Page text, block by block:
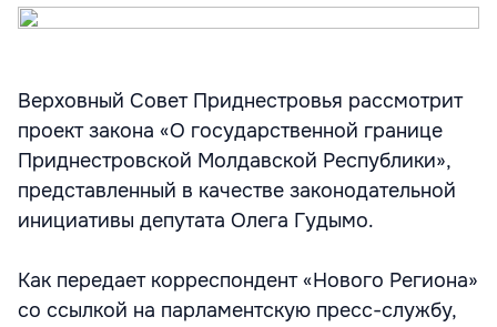
Верховный Совет Приднестровья рассмотрит
проект закона «О государственной границе
Приднестровской Молдавской Республики»,
представленный в качестве законодательной
инициативы депутата Олега Гудымо.
Как передает корреспондент «Нового Региона»
со ссылкой на парламентскую пресс-службу,